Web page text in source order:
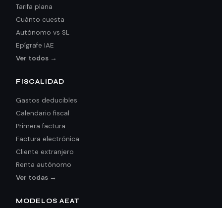
Tarifa plana
Cuánto cuesta
Autónomo vs SL
Epígrafe IAE
Ver todos →
FISCALIDAD
Gastos deducibles
Calendario fiscal
Primera factura
Factura electrónica
Cliente extranjero
Renta autónomo
Ver todas →
MODELOS AEAT